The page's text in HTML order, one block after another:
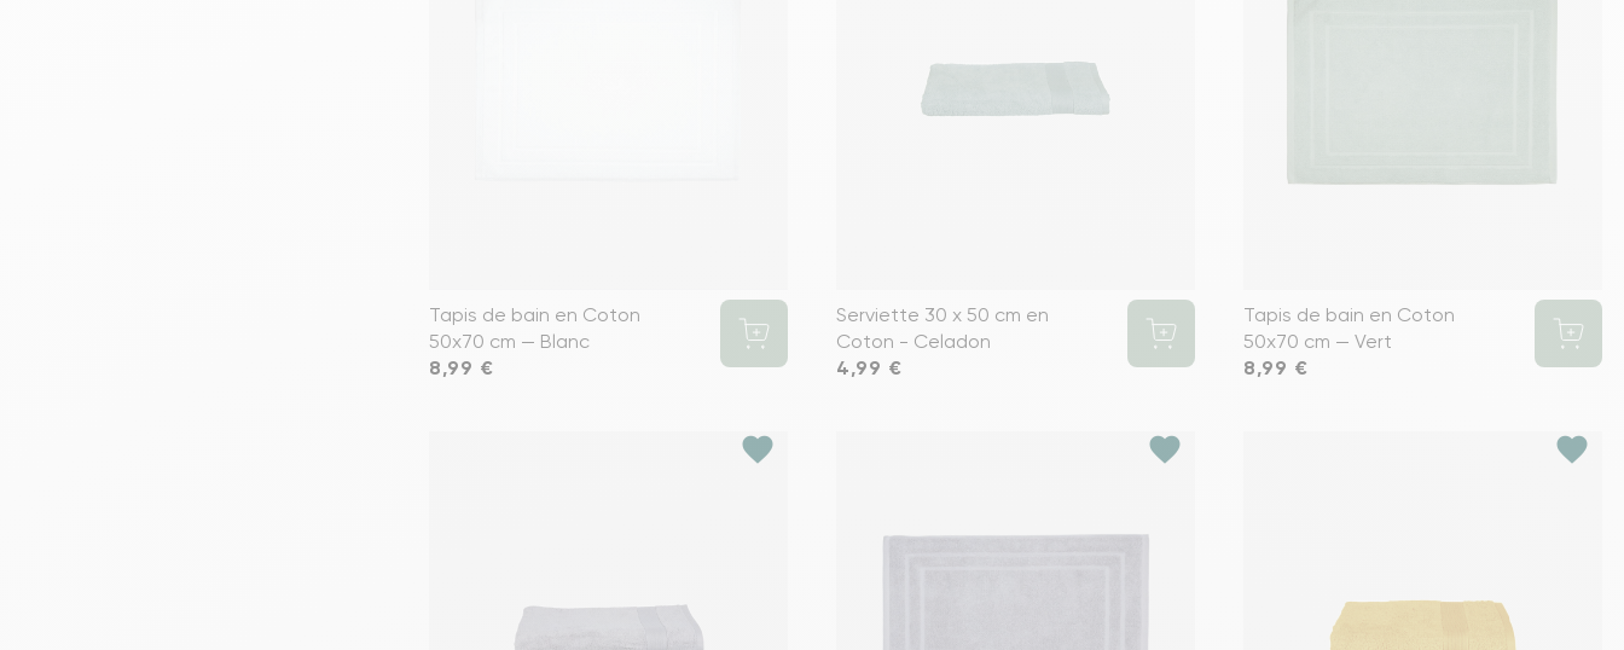
Tapis de bain en Coton
50x70 cm — Blanc
Prix
8,99 €
Serviette 30 x 50 cm en
Coton - Celadon
Prix
4,99 €
Tapis de bain en Coton
50x70 cm — Vert
Prix
8,99 €
favorite favorite favorite